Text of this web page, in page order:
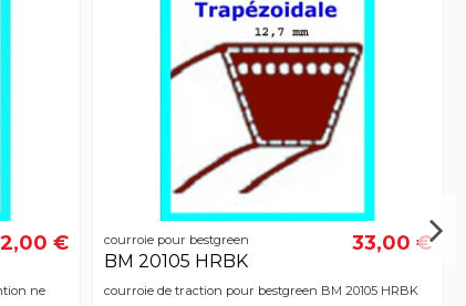
€
ne
courroie pour bestgreen
BM 20105 HRBK
33,00 €
courroie de traction pour bestgreen BM 20105 HRBK